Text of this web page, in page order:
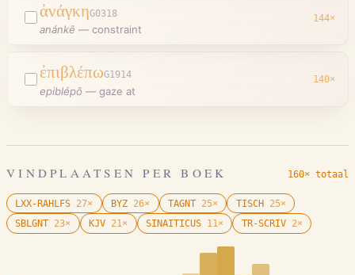
ἀνάγκηG0318
anánkē — constraint
144×
ἐπιβλέπωG1914
epiblépō — gaze at
140×
VINDPLAATSEN PER BOEK 160× totaal
LXX-RAHLFS 27× BYZ 26× TAGNT 25× TISCH 25×
SBLGNT 23× KJV 21× SINAITICUS 11× TR-SCRIV 2×